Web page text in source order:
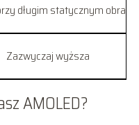
długim statycznym obrazie
Zazwyczaj wyższa
AMOLED?